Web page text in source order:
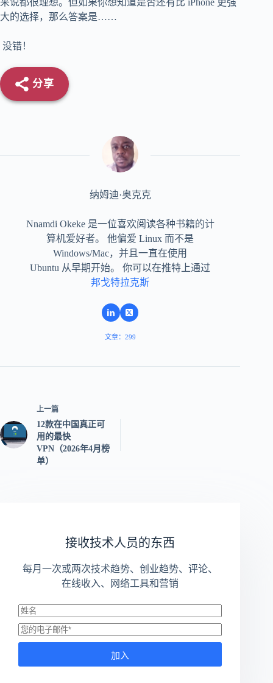
来说都很理想。但如果你想知道是否还有比 iPhone 更强
大的选择，那么答案是……
没错！
分享
纳姆迪·奥克克
Nnamdi Okeke 是一位喜欢阅读各种书籍的计
算机爱好者。 他偏爱 Linux 而不是
Windows/Mac，并且一直在使用
Ubuntu 从早期开始。 你可以在推特上通过
邦戈特拉克斯
文章：299
上一篇
12款在中国真正可
用的最快
VPN（2026年4月榜
单）
接收技术人员的东西
每月一次或两次技术趋势、创业趋势、评论、
在线收入、网络工具和营销
加入